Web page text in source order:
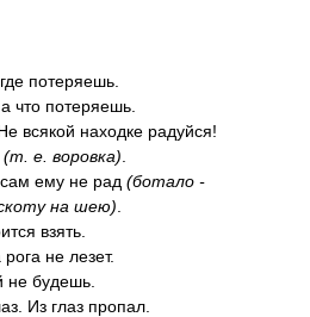
потеряешь.
что потеряешь.
всякой находке радуйся!
(т. е. воровка)
ему не рад (ботало -
на шею)
взять.
не лезет.
не будешь.
Из глаз пропал.